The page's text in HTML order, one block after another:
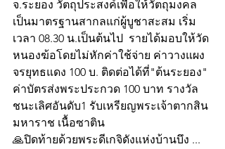
จ.ระยอง วัตถุประสงค์เพื่อให้วัตถุมงคล
เป็นมาตรฐานสากลแก่ผู้บูชาสะสม เริ่ม
เวลา 08.30 น.เป็นต้นไป  รายได้มอบให้วัด
หนองฆ้อโดยไม่หักค่าใช้จ่าย ค่าวางแผง
จรยุทธแดง 100 บ. ติดต่อได้ที่"ต้นระยอง"
ค่าบัตรส่งพระประกวด 100 บาท รางวัล
ชนะเลิศอันดับ1 รับเหรียญพระเจ้าตากสิน
มหาราช เนื้อซาติน
🙏ปิดท้ายด้วยพระดีเกจิดังแห่งบ้านบึง ...